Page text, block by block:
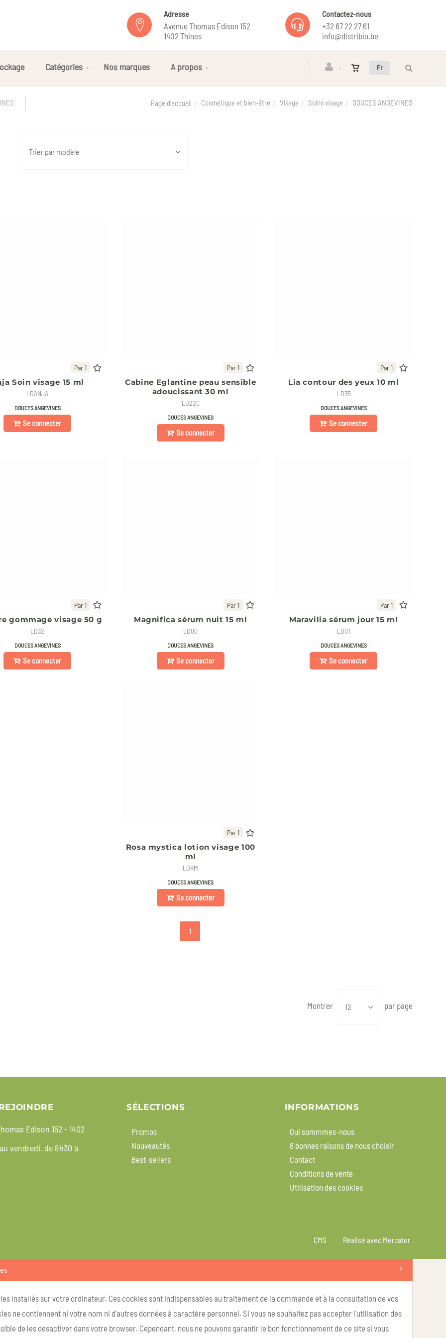
Adresse
Avenue Thomas Edison 152
1402 Thines
Contactez-nous
+32 67 22 27 61
info@distribio.be
Fr
Catégories Nos marques A propos
Page d'accueil Cosmétique et bien-être Visage Soins visage DOUCES ANGEVINES
Trier par modèle
Par 1
Soin visage 15 ml
LDANJA
DOUCES ANGEVINES
Se connecter
Par 1
Cabine Eglantine peau sensible
adoucissant 30 ml
LD22C
DOUCES ANGEVINES
Se connecter
Par 1
Lia contour des yeux 10 ml
LD35
DOUCES ANGEVINES
Se connecter
Par 1
gommage visage 50 g
LD32
DOUCES ANGEVINES
Se connecter
Par 1
Magnifica sérum nuit 15 ml
LD00
DOUCES ANGEVINES
Se connecter
Par 1
Maravilia sérum jour 15 ml
LD01
DOUCES ANGEVINES
Se connecter
Par 1
Rosa mystica lotion visage 100
ml
LDRM
DOUCES ANGEVINES
Se connecter
1
Montrer 12 par page
Edison 152 - 1402
vendredi, de 8h30 à
SÉLECTIONS
Promos
Nouveautés
Best-sellers
INFORMATIONS
Qui sommmes-nous
8 bonnes raisons de nous choisir
Contact
Conditions de vente
Utilisation des cookies
CMS Réalisé avec Mercator
installés sur votre ordinateur. Ces cookies sont indispensables au traitement de la commande et à la consultation de vos
ne contiennent ni votre nom ni d'autres données à caractère personnel. Si vous ne souhaitez pas accepter l'utilisation des
de les désactiver dans votre browser. Cependant, nous ne pouvons garantir le bon fonctionnement de ce site si vous